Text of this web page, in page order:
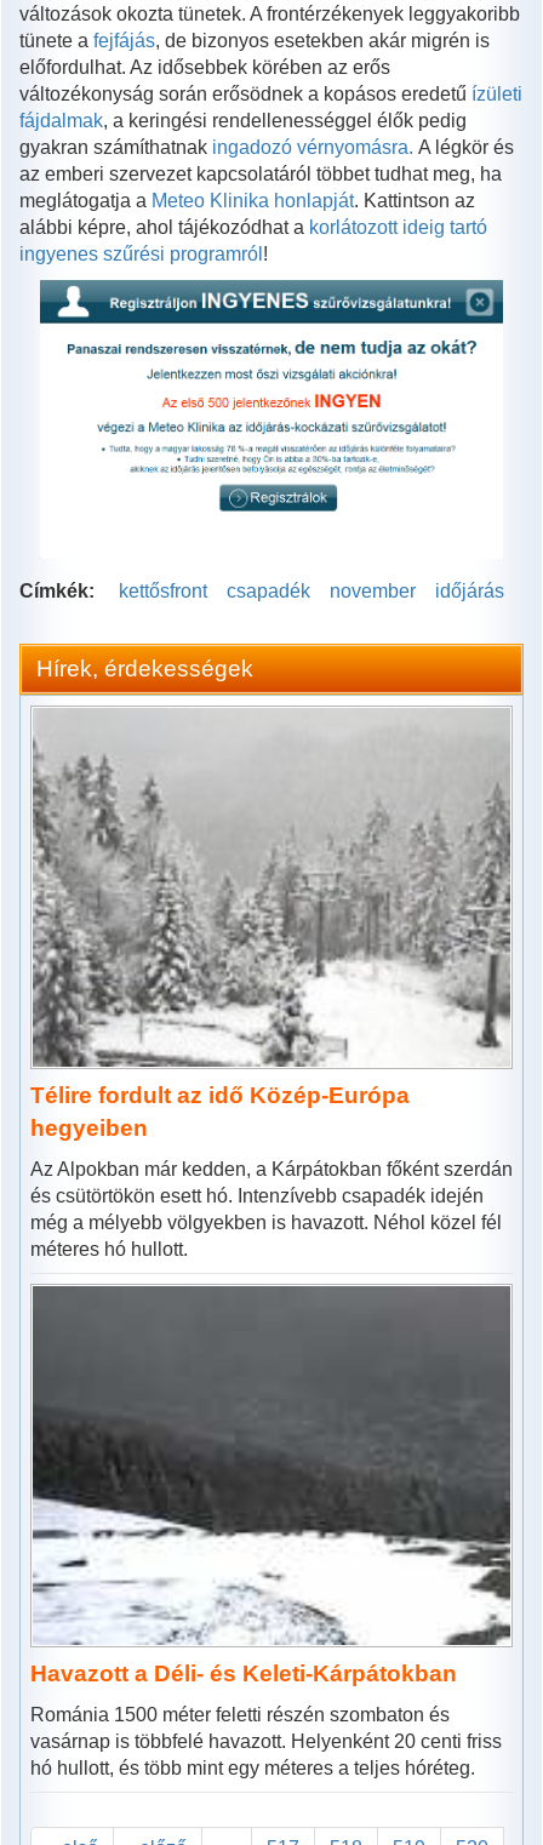
változások okozta tünetek. A frontérzékenyek leggyakoribb
tünete a fejfájás, de bizonyos esetekben akár migrén is
előfordulhat. Az idősebbek körében az erős
változékonyság során erősödnek a kopásos eredetű ízületi
fájdalmak, a keringési rendellenességgel élők pedig
gyakran számíthatnak ingadozó vérnyomásra. A légkör és
az emberi szervezet kapcsolatáról többet tudhat meg, ha
meglátogatja a Meteo Klinika honlapját. Kattintson az
alábbi képre, ahol tájékozódhat a korlátozott ideig tartó
ingyenes szűrési programról !
Címkék: kettősfront csapadék november időjárás
Hírek, érdekességek
Télire fordult az idő Közép-Európa
hegyeiben
Az Alpokban már kedden, a Kárpátokban főként szerdán
és csütörtökön esett hó. Intenzívebb csapadék idején
még a mélyebb völgyekben is havazott. Néhol közel fél
méteres hó hullott.
Havazott a Déli- és Keleti-Kárpátokban
Románia 1500 méter feletti részén szombaton és
vasárnap is többfelé havazott. Helyenként 20 centi friss
hó hullott, és több mint egy méteres a teljes hóréteg.